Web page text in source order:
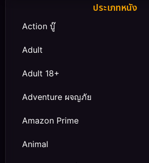
ประเภทหนัง
Action บู๊
Adult
Adult 18+
Adventure ผจญภัย
Amazon Prime
Animal